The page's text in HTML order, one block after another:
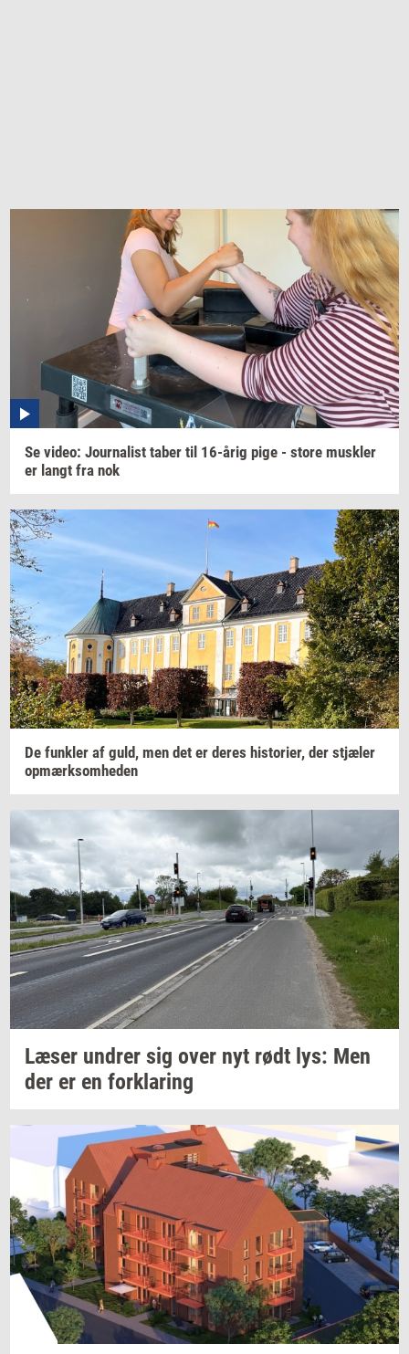
Se video: Jour­na­list taber til 16-årig pige - store mus­k­ler
er langt fra nok
De funk­ler af guld, men det er deres hi­sto­ri­er, der stjæ­ler
op­mærk­som­he­den
Læser un­drer sig over nyt rødt lys: Men
der er en for­kla­ring